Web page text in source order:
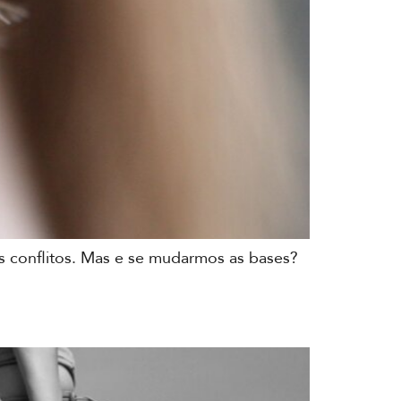
Mas e se mudarmos as bases?